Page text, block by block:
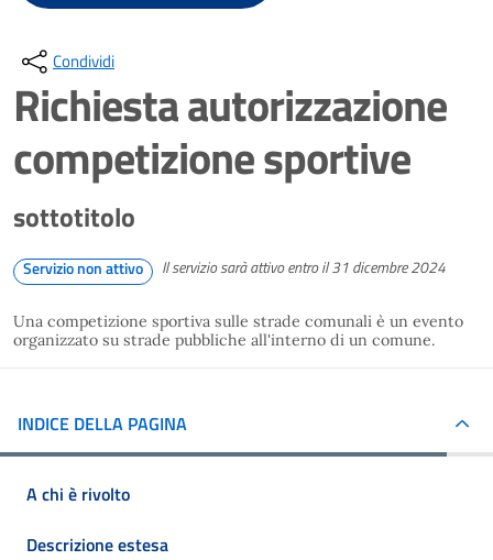
Condividi
Richiesta autorizzazione
competizione sportive
sottotitolo
Servizio non attivo Il servizio sarà attivo entro il 31 dicembre 2024
Una competizione sportiva sulle strade comunali è un evento
organizzato su strade pubbliche all'interno di un comune.
INDICE DELLA PAGINA
A chi è rivolto
Descrizione estesa